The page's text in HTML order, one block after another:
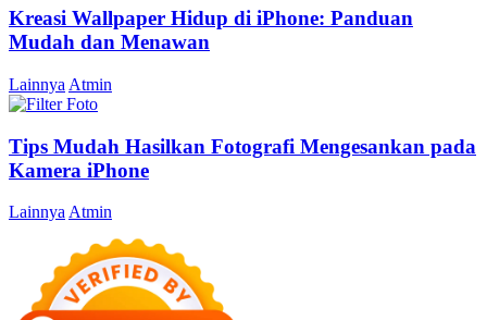
Kreasi Wallpaper Hidup di iPhone: Panduan
Mudah dan Menawan
Lainnya Atmin
Tips Mudah Hasilkan Fotografi Mengesankan pada
Kamera iPhone
Lainnya Atmin